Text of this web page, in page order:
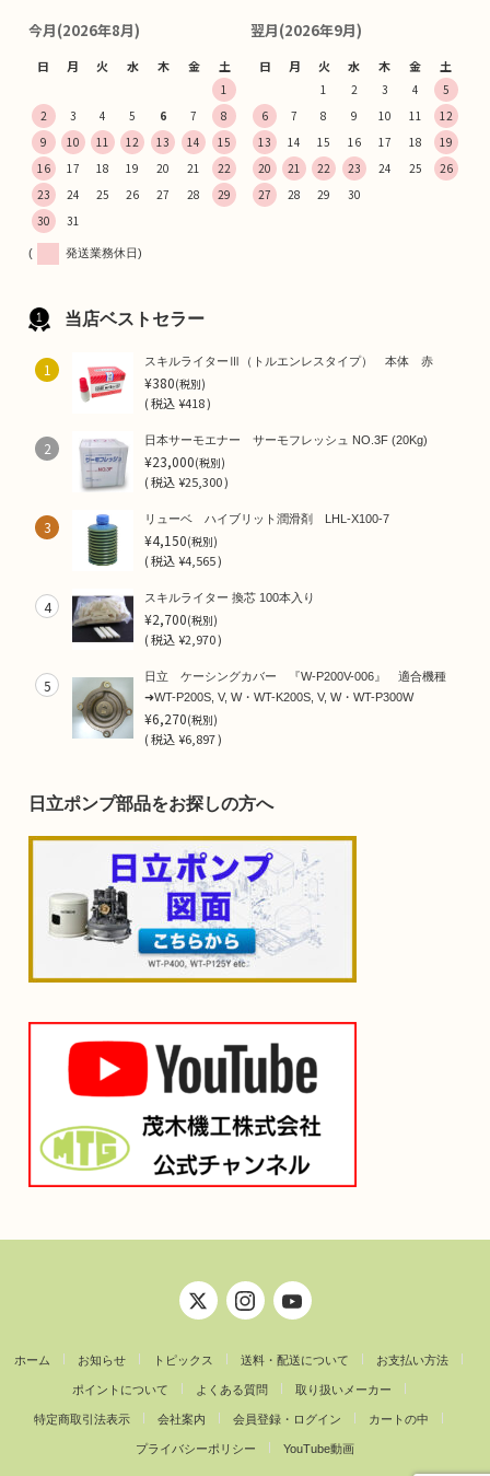
今月(2026年8月)
日 月 火 水 木 金 土
1
2
3 4 5 6 7
8
9
10 11 12 13 14
15
16
17 18 19 20 21
22
23
24 25 26 27 28
29
30
31
翌月(2026年9月)
日 月 火 水 木 金 土
1 2 3 4
5
6
7 8 9 10 11
12
13
14 15 16 17 18
19
20
21 22 23 24 25
26
27
28 29 30
( 発送業務休日)
当店ベストセラー
1 スキルライターⅢ（トルエンレスタイプ） 本体 赤
¥380(税別)
(税込¥418 )
2 日本サーモエナー サーモフレッシュ NO.3F (20Kg)
¥23,000(税別)
(税込¥25,300 )
3 リューベ ハイブリット潤滑剤 LHL-X100-7
¥4,150(税別)
(税込¥4,565 )
4 スキルライター 換芯 100本入り
¥2,700(税別)
(税込¥2,970 )
5
日立 ケーシングカバー 『W-P200V-006』 適合機種
➜WT-P200S, V, W・WT-K200S, V, W・WT-P300W
¥6,270(税別)
(税込¥6,897 )
日立ポンプ部品をお探しの方へ
ホーム お知らせ トピックス 送料・配送について お支払い方法
ポイントについて よくある質問 取り扱いメーカー
特定商取引法表示 会社案内 会員登録・ログイン カートの中
プライバシーポリシー YouTube動画